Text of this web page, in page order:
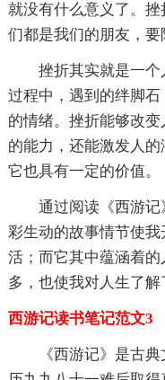
就没有什么意义了。
们都是我们的朋友，要
挫折其实就是一个
过程中，遇到的绊脚
的情绪。挫折能够改
的能力，还能激发人的
它也具有一定的价值。
通过阅读《西游记
彩生动的故事情节使
活；而它其中蕴涵着
多，也使我对人生了解
西游记读书笔记范文3
《西游记》是古典